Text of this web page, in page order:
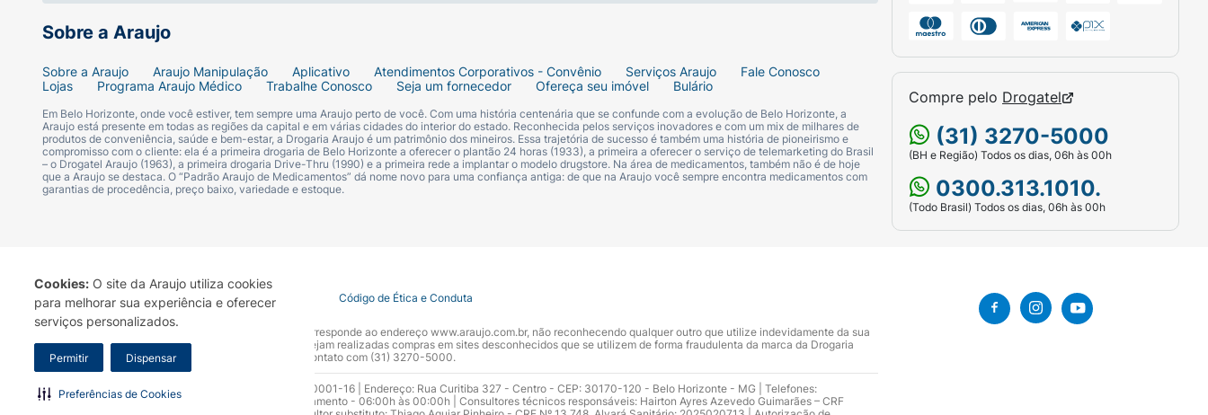
Cookies: O site da Araujo utiliza cookies
para melhorar sua experiência e oferecer
serviços personalizados.
Permitir Dispensar
Preferências de Cookies
Sobre a Araujo
Sobre a Araujo Araujo Manipulação Aplicativo Atendimentos Corporativos - Convênio Serviços Araujo
Fale Conosco
Lojas
Programa Araujo Médico Trabalhe Conosco Seja um fornecedor Ofereça seu imóvel Bulário
Em Belo Horizonte, onde você estiver, tem sempre uma Araujo perto de você. Com uma história centenária que se confunde com a evolução de Belo Horizonte, a
Araujo está presente em todas as regiões da capital e em várias cidades do interior do estado. Reconhecida pelos serviços inovadores e com um mix de milhares de
produtos de conveniência, saúde e bem-estar, a Drogaria Araujo é um patrimônio dos mineiros. Essa trajetória de sucesso é também uma história de pioneirismo e
compromisso com o cliente: ela é a primeira drogaria de Belo Horizonte a oferecer o plantão 24 horas (1933), a primeira a oferecer o serviço de telemarketing do Brasil
– o Drogatel Araujo (1963), a primeira drogaria Drive-Thru (1990) e a primeira rede a implantar o modelo drugstore. Na área de medicamentos, também não é de hoje
que a Araujo se destaca. O “Padrão Araujo de Medicamentos” dá nome novo para uma confiança antiga: de que na Araujo você sempre encontra medicamentos com
garantias de procedência, preço baixo, variedade e estoque.
Compre pelo Drogatel
(31) 3270-5000
(BH e Região) Todos os dias, 06h às 00h
0300.313.1010.
(Todo Brasil) Todos os dias, 06h às 00h
Termo de Uso Portal da Privacidade Covid-19 Código de Ética e Conduta
A Drogaria Araujo S/A informa que o seu site oficial corresponde ao endereço www.araujo.com.br, não reconhecendo qualquer outro que utilize indevidamente da sua
marca. Para sua segurança recomendamos que não sejam realizadas compras em sites desconhecidos que se utilizem de forma fraudulenta da marca da Drogaria
Araujo S.A. Em caso de dúvidas, gentileza entrar em contato com (31) 3270-5000.
Razão Social: Drogaria Araujo S.A | CNPJ: 17.256.512.0001-16 | Endereço: Rua Curitiba 327 - Centro - CEP: 30170-120 - Belo Horizonte - MG | Telefones:
0300.313.1010 e (31) 3270-5000 Horário de funcionamento - 06:00h às 00:00h | Consultores técnicos responsáveis: Hairton Ayres Azevedo Guimarães – CRF